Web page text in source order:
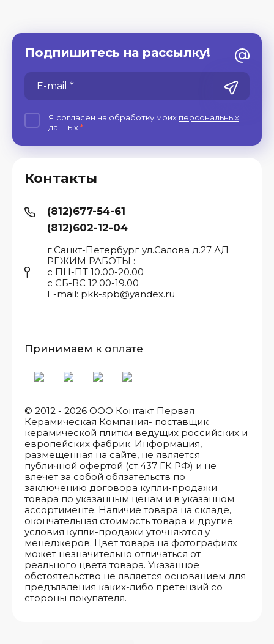
© 2012 - 2026 ООО Контакт Первая
Керамическая Компания- поставщик
керамической плитки ведущих российских и
европейских фабрик. Информация,
размещенная на сайте, не является
публичной офертой (ст.437 ГК РФ) и не
влечет за собой обязательств по
заключению договора купли-продажи
товара по указанным ценам и в указанном
ассортименте. Наличие товара на складе,
окончательная стоимость товара и другие
условия купли-продажи уточняются у
менеджеров. Цвет товара на фотографиях
может незначительно отличаться от
реального цвета товара. Указанное
обстоятельство не является основанием для
предъявления каких-либо претензий со
стороны покупателя.
Контакты
(812)677-54-61
(812)602-12-04
г.Санкт-Петербург ул.Салова д.27 АД
РЕЖИМ РАБОТЫ :
с ПН-ПТ 10.00-20.00
с СБ-ВС 12.00-19.00
E-mail: pkk-spb@yandex.ru
Принимаем к оплате
Подпишитесь на рассылку!
Я согласен на обработку моих персональных
данных*